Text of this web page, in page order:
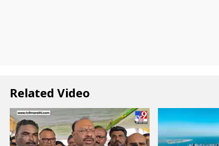
Related Video